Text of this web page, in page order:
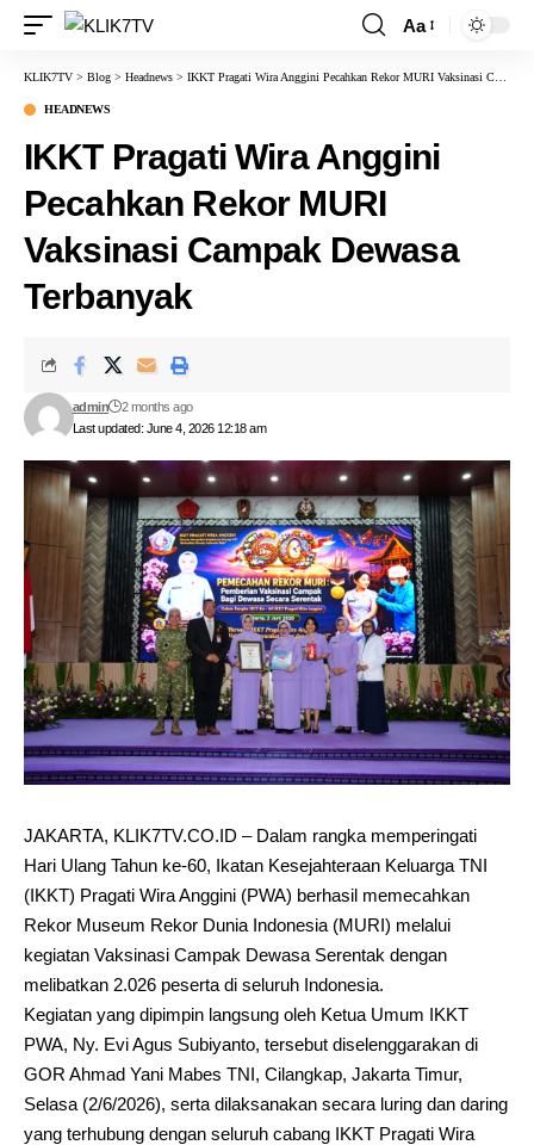
Aa
KLIK7TV > Blog > Headnews > IKKT Pragati Wira Anggini Pecahkan Rekor MURI Vaksinasi Campak Dewasa Terbanyak
HEADNEWS
IKKT Pragati Wira Anggini
Pecahkan Rekor MURI
Vaksinasi Campak Dewasa
Terbanyak
Last updated: June 4, 2026 12:18 am
admin 2 months ago
JAKARTA, KLIK7TV.CO.ID – Dalam rangka memperingati
Hari Ulang Tahun ke-60, Ikatan Kesejahteraan Keluarga TNI
(IKKT) Pragati Wira Anggini (PWA) berhasil memecahkan
Rekor Museum Rekor Dunia Indonesia (MURI) melalui
kegiatan Vaksinasi Campak Dewasa Serentak dengan
melibatkan 2.026 peserta di seluruh Indonesia.
Kegiatan yang dipimpin langsung oleh Ketua Umum IKKT
PWA, Ny. Evi Agus Subiyanto, tersebut diselenggarakan di
GOR Ahmad Yani Mabes TNI, Cilangkap, Jakarta Timur,
Selasa (2/6/2026), serta dilaksanakan secara luring dan daring
yang terhubung dengan seluruh cabang IKKT Pragati Wira